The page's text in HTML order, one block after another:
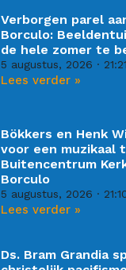
Verborgen parel
Borculo:
de hele zomer te
5 augustus, 2026 21:21
Lees verder »
Bökkers en Henk
voor een muzikaal
Buitencentrum
Borculo
5 augustus, 2026
Lees verder »
Ds. Bram Grandia